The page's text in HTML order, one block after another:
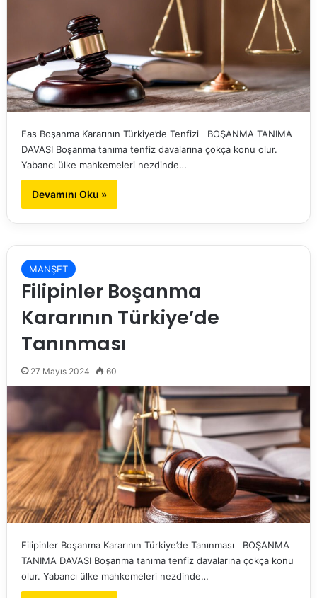
Fas Boşanma Kararının Türkiye’de Tenfizi BOŞANMA TANIMA
DAVASI Boşanma tanıma tenfiz davalarına çokça konu olur.
Yabancı ülke mahkemeleri nezdinde…
Devamını Oku »
MANŞET
Filipinler Boşanma
Kararının Türkiye’de
Tanınması
27 Mayıs 2024 60
Filipinler Boşanma Kararının Türkiye’de Tanınması BOŞANMA
TANIMA DAVASI Boşanma tanıma tenfiz davalarına çokça konu
olur. Yabancı ülke mahkemeleri nezdinde…